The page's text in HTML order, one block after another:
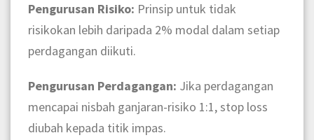
Pengurusan Risiko: Prinsip untuk tidak
risikokan lebih daripada 2% modal dalam setiap
perdagangan diikuti.
Pengurusan Perdagangan: Jika perdagangan
mencapai nisbah ganjaran-risiko 1:1, stop loss
diubah kepada titik impas.